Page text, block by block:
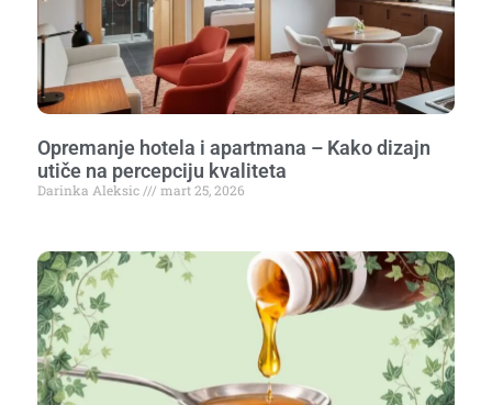
Opremanje hotela i apartmana – Kako dizajn
utiče na percepciju kvaliteta
Darinka Aleksic mart 25, 2026